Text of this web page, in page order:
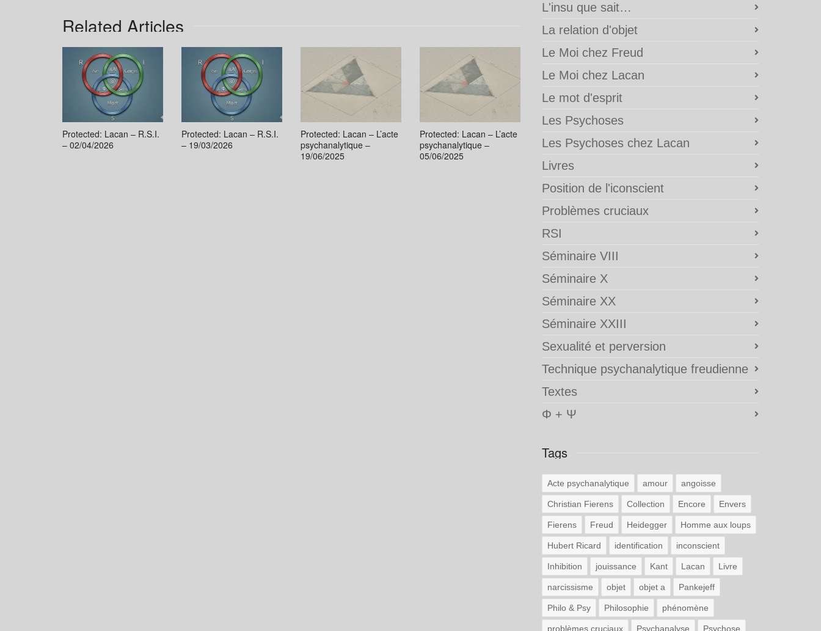
Related Articles
Protected: Lacan – R.S.I.
– 02/04/2026
Protected: Lacan – R.S.I.
– 19/03/2026
Protected: Lacan – L’acte
psychanalytique –
19/06/2025
Protected: Lacan – L’acte
psychanalytique –
05/06/2025
L'insu que sait…
La relation d'objet
Le Moi chez Freud
Le Moi chez Lacan
Le mot d'esprit
Les Psychoses
Les Psychoses chez Lacan
Livres
Position de l'iconscient
Problèmes cruciaux
RSI
Séminaire VIII
Séminaire X
Séminaire XX
Séminaire XXIII
Sexualité et perversion
Technique psychanalytique freudienne
Textes
Φ + Ψ
Tags
Acte psychanalytique amour angoisse
Christian Fierens Collection Encore Envers
Fierens Freud Heidegger Homme aux loups
Hubert Ricard identification inconscient
Inhibition jouissance Kant Lacan Livre
narcissisme objet objet a Pankejeff
Philo & Psy Philosophie phénomène
problèmes cruciaux Psychanalyse Psychose